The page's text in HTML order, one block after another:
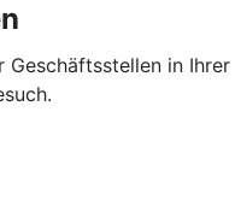
Geschäftsstellen in Ihrer